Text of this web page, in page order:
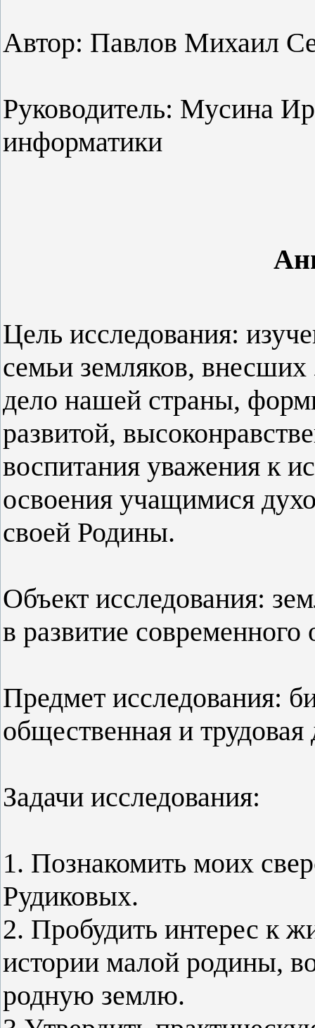
Автор: Павлов Михаил
Руководитель: Мусина
информатики
Цель исследования:
семьи земляков,
дело нашей страны,
развитой,
воспитания уважения к
освоения учащимися
своей Родины.
Объект исследования:
в развитие современного
Предмет исследования:
общественная и трудовая
Задачи исследования:
1. Познакомить моих
Рудиковых.
2. Пробудить интерес к
истории малой родины,
родную землю.